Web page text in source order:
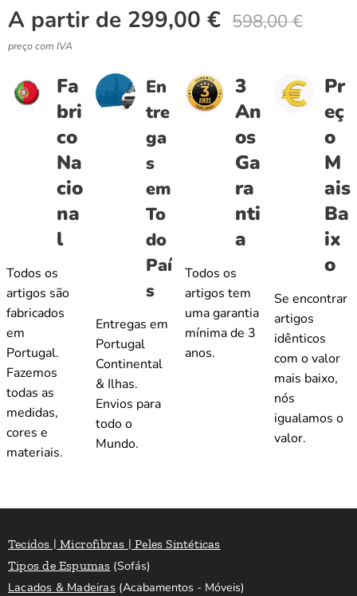
A partir de 299,00 € 598,00€
preço com IVA
Fa
bri
co
Na
cio
na
l
Todos os
artigos são
fabricados
em
Portugal.
Fazemos
todas as
medidas,
cores e
materiais.
En
tre
ga
s
em
To
do
Paí
s
Entregas em
Portugal
Continental
& Ilhas.
Envios para
todo o
Mundo.
3
An
os
Ga
ra
nti
a
Todos os
artigos tem
uma garantia
mínima de 3
anos.
Pr
eç
o
M
ais
Ba
ix
o
Se encontrar
artigos
idênticos
com o valor
mais baixo,
nós
igualamos o
valor.
Tecidos | Microfibras | Peles Sintéticas
Tipos de Espumas (Sofás)
Lacados & Madeiras(Acabamentos - Móveis)